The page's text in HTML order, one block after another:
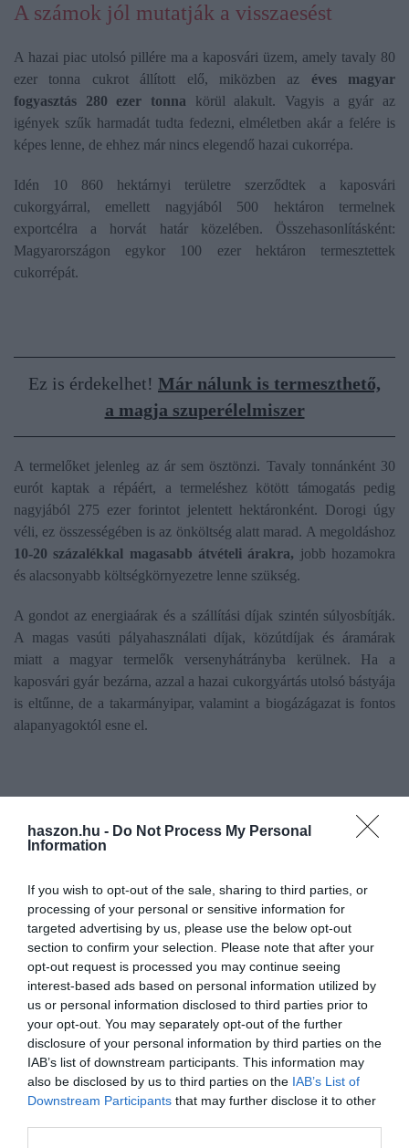
haszon.hu - Do Not Process My Personal
Information
If you wish to opt-out of the sale, sharing to third parties, or
processing of your personal or sensitive information for
targeted advertising by us, please use the below opt-out
section to confirm your selection. Please note that after your
opt-out request is processed you may continue seeing
interest-based ads based on personal information utilized by
us or personal information disclosed to third parties prior to
your opt-out. You may separately opt-out of the further
disclosure of your personal information by third parties on the
IAB’s list of downstream participants. This information may
also be disclosed by us to third parties on the IAB’s List of
Downstream Participants that may further disclose it to other
A számok jól mutatják a visszaesést
A hazai piac utolsó pillére ma a kaposvári üzem, amely tavaly 80
ezer tonna cukrot állított elő, miközben az éves magyar
fogyasztás 280 ezer tonna körül alakult. Vagyis a gyár az
igények szűk harmadát tudta fedezni, elméletben akár a felére is
képes lenne, de ehhez már nincs elegendő hazai cukorrépa.
Idén 10 860 hektárnyi területre szerződtek a kaposvári
cukorgyárral, emellett nagyjából 500 hektáron termelnek
exportcélra a horvát határ közelében. Összehasonlításként:
Magyarországon egykor 100 ezer hektáron termesztettek
cukorrépát.
Ez is érdekelhet! Már nálunk is termeszthető,
a magja szuperélelmiszer
A termelőket jelenleg az ár sem ösztönzi. Tavaly tonnánként 30
eurót kaptak a répáért, a termeléshez kötött támogatás pedig
nagyjából 275 ezer forintot jelentett hektáronként. Dorogi úgy
véli, ez összességében is az önköltség alatt marad. A megoldáshoz
10-20 százalékkal magasabb átvételi árakra, jobb hozamokra
és alacsonyabb költségkörnyezetre lenne szükség.
A gondot az energiaárak és a szállítási díjak szintén súlyosbítják.
A magas vasúti pályahasználati díjak, közútdíjak és áramárak
miatt a magyar termelők versenyhátrányba kerülnek. Ha a
kaposvári gyár bezárna, azzal a hazai cukorgyártás utolsó bástyája
is eltűnne, de a takarmányipar, valamint a biogázágazat is fontos
alapanyagoktól esne el.
Olvasd el ezt is!
Gyümölcsök, amiket cukorbetegek is
fogyaszthatnak
Többet dolgozhatnak a mezőgazdasági
idénymunkások
Olvasd el ezt is!
cukoripar